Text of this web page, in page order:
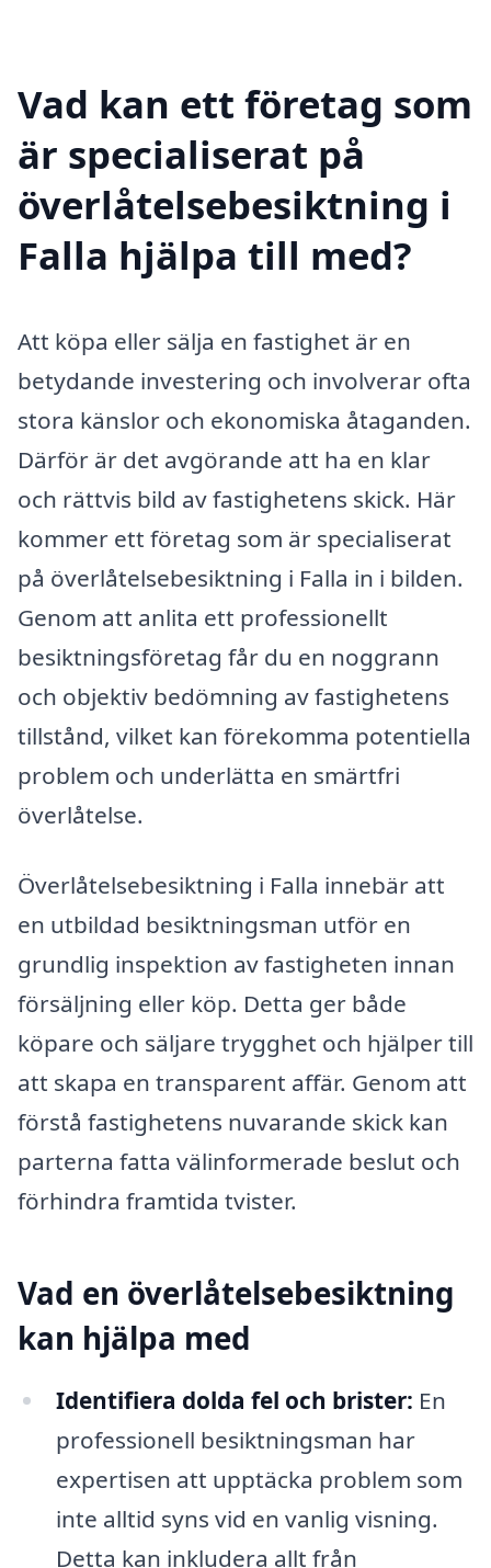
Vad kan ett företag som
är specialiserat på
överlåtelsebesiktning i
Falla hjälpa till med?
Att köpa eller sälja en fastighet är en
betydande investering och involverar ofta
stora känslor och ekonomiska åtaganden.
Därför är det avgörande att ha en klar
och rättvis bild av fastighetens skick. Här
kommer ett företag som är specialiserat
på överlåtelsebesiktning i Falla in i bilden.
Genom att anlita ett professionellt
besiktningsföretag får du en noggrann
och objektiv bedömning av fastighetens
tillstånd, vilket kan förekomma potentiella
problem och underlätta en smärtfri
överlåtelse.
Överlåtelsebesiktning i Falla innebär att
en utbildad besiktningsman utför en
grundlig inspektion av fastigheten innan
försäljning eller köp. Detta ger både
köpare och säljare trygghet och hjälper till
att skapa en transparent affär. Genom att
förstå fastighetens nuvarande skick kan
parterna fatta välinformerade beslut och
förhindra framtida tvister.
Vad en överlåtelsebesiktning
kan hjälpa med
Identifiera dolda fel och brister: En
professionell besiktningsman har
expertisen att upptäcka problem som
inte alltid syns vid en vanlig visning.
Detta kan inkludera allt från